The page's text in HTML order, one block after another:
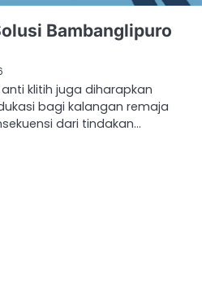
Bambanglipuro
klitih juga diharapkan
bagi kalangan remaja
dari tindakan…